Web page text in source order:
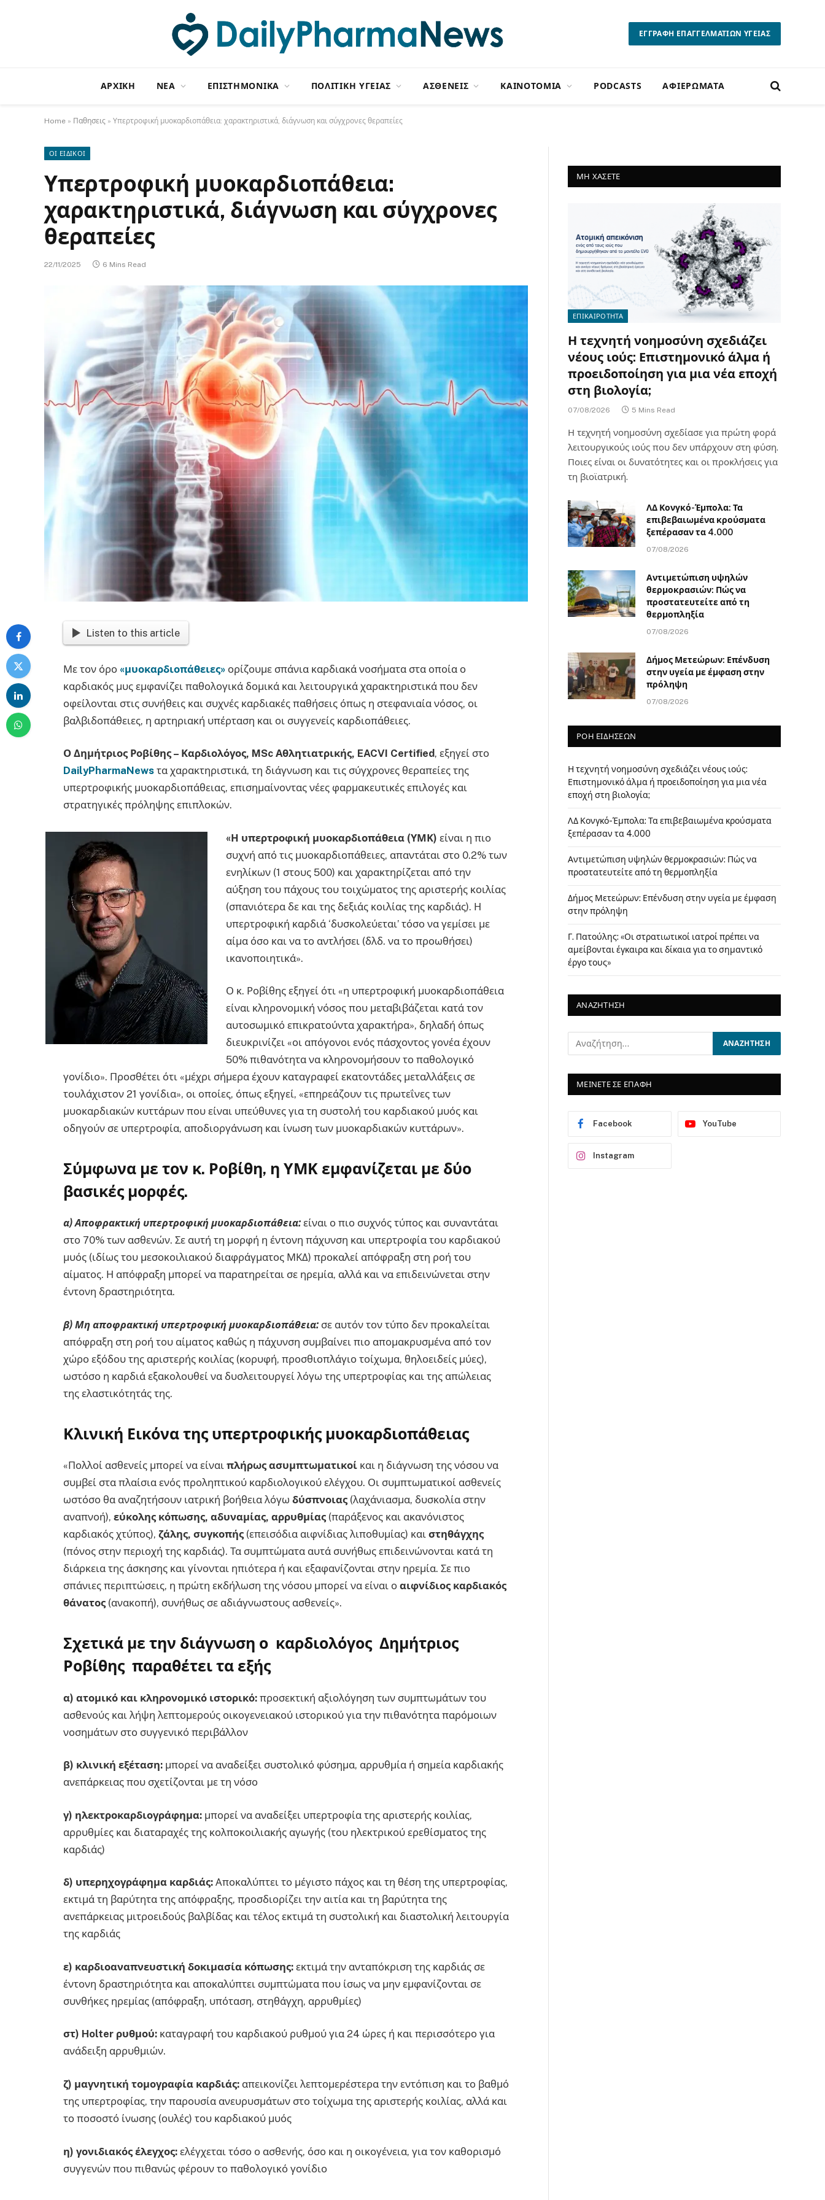
ΕΓΓΡΑΦΗ ΕΠΑΓΓΕΛΜΑΤΙΩΝ ΥΓΕΙΑΣ
ΑΡΧΙΚΗ NΕΑ ΕΠΙΣΤΗΜΟΝΙΚΑ ΠΟΛΙΤΙΚΗ ΥΓΕΙΑΣ ΑΣΘΕΝΕΙΣ ΚΑΙΝΟΤΟΜΙΑ PODCASTS ΑΦΙΕΡΩΜΑΤΑ
Home » Παθησεις » Υπερτροφική μυοκαρδιοπάθεια: χαρακτηριστικά, διάγνωση και σύγχρονες θεραπείες
ΟΙ ΕΙΔΙΚΟΙ
Υπερτροφική μυοκαρδιοπάθεια:
χαρακτηριστικά, διάγνωση και σύγχρονες
θεραπείες
22/11/2025 6 Mins Read
Listen to this article
Με τον όρο «μυοκαρδιοπάθειες» ορίζουμε σπάνια καρδιακά νοσήματα στα οποία ο
καρδιακός μυς εμφανίζει παθολογικά δομικά και λειτουργικά χαρακτηριστικά που δεν
οφείλονται στις συνήθεις και συχνές καρδιακές παθήσεις όπως η στεφανιαία νόσος, οι
βαλβιδοπάθειες, η αρτηριακή υπέρταση και οι συγγενείς καρδιοπάθειες.
Ο Δημήτριος Ροβίθης – Καρδιολόγος, MSc Αθλητιατρικής, EACVI Certified, εξηγεί στο
DailyPharmaNews τα χαρακτηριστικά, τη διάγνωση και τις σύγχρονες θεραπείες της
υπερτροφικής μυοκαρδιοπάθειας, επισημαίνοντας νέες φαρμακευτικές επιλογές και
στρατηγικές πρόληψης επιπλοκών.
«Η υπερτροφική μυοκαρδιοπάθεια (ΥΜΚ)είναι η πιο
συχνή από τις μυοκαρδιοπάθειες, απαντάται στο 0.2% των
ενηλίκων (1 στους 500) και χαρακτηρίζεται από την
αύξηση του πάχους του τοιχώματος της αριστερής κοιλίας
(σπανιότερα δε και της δεξιάς κοιλίας της καρδιάς). Η
υπερτροφική καρδιά ‘δυσκολεύεται’ τόσο να γεμίσει με
αίμα όσο και να το αντλήσει (δλδ. να το προωθήσει)
ικανοποιητικά».
Ο κ. Ροβίθης εξηγεί ότι «η υπερτροφική μυοκαρδιοπάθεια
είναι κληρονομική νόσος που μεταβιβάζεται κατά τον
αυτοσωμικό επικρατούντα χαρακτήρα», δηλαδή όπως
διευκρινίζει «οι απόγονοι ενός πάσχοντος γονέα έχουν
50% πιθανότητα να κληρονομήσουν το παθολογικό
γονίδιο». Προσθέτει ότι «μέχρι σήμερα έχουν καταγραφεί εκατοντάδες μεταλλάξεις σε
τουλάχιστον 21 γονίδια», οι οποίες, όπως εξηγεί, «επηρεάζουν τις πρωτεΐνες των
μυοκαρδιακών κυττάρων που είναι υπεύθυνες για τη συστολή του καρδιακού μυός και
οδηγούν σε υπερτροφία, αποδιοργάνωση και ίνωση των μυοκαρδιακών κυττάρων».
Σύμφωνα με τον κ. Ροβίθη, η ΥΜΚ εμφανίζεται με δύο
βασικές μορφές.
α) Αποφρακτική υπερτροφική μυοκαρδιοπάθεια: είναι ο πιο συχνός τύπος και συναντάται
στο 70% των ασθενών. Σε αυτή τη μορφή η έντονη πάχυνση και υπερτροφία του καρδιακού
μυός (ιδίως του μεσοκοιλιακού διαφράγματος ΜΚΔ) προκαλεί απόφραξη στη ροή του
αίματος. Η απόφραξη μπορεί να παρατηρείται σε ηρεμία, αλλά και να επιδεινώνεται στην
έντονη δραστηριότητα.
β) Μη αποφρακτική υπερτροφική μυοκαρδιοπάθεια: σε αυτόν τον τύπο δεν προκαλείται
απόφραξη στη ροή του αίματος καθώς η πάχυνση συμβαίνει πιο απομακρυσμένα από τον
χώρο εξόδου της αριστερής κοιλίας (κορυφή, προσθιοπλάγιο τοίχωμα, θηλοειδείς μύες),
ωστόσο η καρδιά εξακολουθεί να δυσλειτουργεί λόγω της υπερτροφίας και της απώλειας
της ελαστικότητάς της.
Κλινική Εικόνα της υπερτροφικής μυοκαρδιοπάθειας
«Πολλοί ασθενείς μπορεί να είναι πλήρως ασυμπτωματικοί και η διάγνωση της νόσου να
συμβεί στα πλαίσια ενός προληπτικού καρδιολογικού ελέγχου. Οι συμπτωματικοί ασθενείς
ωστόσο θα αναζητήσουν ιατρική βοήθεια λόγω δύσπνοιας (λαχάνιασμα, δυσκολία στην
αναπνοή), εύκολης κόπωσης, αδυναμίας, αρρυθμίας (παράξενος και ακανόνιστος
καρδιακός χτύπος), ζάλης, συγκοπής (επεισόδια αιφνίδιας λιποθυμίας) και στηθάγχης
(πόνος στην περιοχή της καρδιάς). Τα συμπτώματα αυτά συνήθως επιδεινώνονται κατά τη
διάρκεια της άσκησης και γίνονται ηπιότερα ή και εξαφανίζονται στην ηρεμία. Σε πιο
σπάνιες περιπτώσεις, η πρώτη εκδήλωση της νόσου μπορεί να είναι ο αιφνίδιος καρδιακός
θάνατος (ανακοπή), συνήθως σε αδιάγνωστους ασθενείς».
Σχετικά με την διάγνωση ο καρδιολόγος Δημήτριος
Ροβίθης παραθέτει τα εξής
α) ατομικό και κληρονομικό ιστορικό: προσεκτική αξιολόγηση των συμπτωμάτων του
ασθενούς και λήψη λεπτομερούς οικογενειακού ιστορικού για την πιθανότητα παρόμοιων
νοσημάτων στο συγγενικό περιβάλλον
β) κλινική εξέταση: μπορεί να αναδείξει συστολικό φύσημα, αρρυθμία ή σημεία καρδιακής
ανεπάρκειας που σχετίζονται με τη νόσο
γ) ηλεκτροκαρδιογράφημα: μπορεί να αναδείξει υπερτροφία της αριστερής κοιλίας,
αρρυθμίες και διαταραχές της κολποκοιλιακής αγωγής (του ηλεκτρικού ερεθίσματος της
καρδιάς)
δ) υπερηχογράφημα καρδιάς: Αποκαλύπτει το μέγιστο πάχος και τη θέση της υπερτροφίας,
εκτιμά τη βαρύτητα της απόφραξης, προσδιορίζει την αιτία και τη βαρύτητα της
ανεπάρκειας μιτροειδούς βαλβίδας και τέλος εκτιμά τη συστολική και διαστολική λειτουργία
της καρδιάς
ε) καρδιοαναπνευστική δοκιμασία κόπωσης: εκτιμά την ανταπόκριση της καρδιάς σε
έντονη δραστηριότητα και αποκαλύπτει συμπτώματα που ίσως να μην εμφανίζονται σε
συνθήκες ηρεμίας (απόφραξη, υπόταση, στηθάγχη, αρρυθμίες)
στ) Holter ρυθμού: καταγραφή του καρδιακού ρυθμού για 24 ώρες ή και περισσότερο για
ανάδειξη αρρυθμιών.
ζ) μαγνητική τομογραφία καρδιάς: απεικονίζει λεπτομερέστερα την εντόπιση και το βαθμό
της υπερτροφίας, την παρουσία ανευρυσμάτων στο τοίχωμα της αριστερής κοιλίας, αλλά και
το ποσοστό ίνωσης (ουλές) του καρδιακού μυός
η) γονιδιακός έλεγχος: ελέγχεται τόσο ο ασθενής, όσο και η οικογένεια, για τον καθορισμό
συγγενών που πιθανώς φέρουν το παθολογικό γονίδιο
ΜΗ ΧΑΣΕΤΕ
ΕΠΙΚΑΙΡΟΤΗΤΑ
Η τεχνητή νοημοσύνη σχεδιάζει
νέους ιούς: Επιστημονικό άλμα ή
προειδοποίηση για μια νέα εποχή
στη βιολογία;
07/08/2026 5 Mins Read
Η τεχνητή νοημοσύνη σχεδίασε για πρώτη φορά
λειτουργικούς ιούς που δεν υπάρχουν στη φύση.
Ποιες είναι οι δυνατότητες και οι προκλήσεις για
τη βιοϊατρική.
ΛΔ Κονγκό-Έμπολα: Τα
επιβεβαιωμένα κρούσματα
ξεπέρασαν τα 4.000
07/08/2026
Αντιμετώπιση υψηλών
θερμοκρασιών: Πώς να
προστατευτείτε από τη
θερμοπληξία
07/08/2026
Δήμος Μετεώρων: Επένδυση
στην υγεία με έμφαση στην
πρόληψη
07/08/2026
ΡΟΗ ΕΙΔΗΣΕΩΝ
Η τεχνητή νοημοσύνη σχεδιάζει νέους ιούς:
Επιστημονικό άλμα ή προειδοποίηση για μια νέα
εποχή στη βιολογία;
ΛΔ Κονγκό-Έμπολα: Τα επιβεβαιωμένα κρούσματα
ξεπέρασαν τα 4.000
Αντιμετώπιση υψηλών θερμοκρασιών: Πώς να
προστατευτείτε από τη θερμοπληξία
Δήμος Μετεώρων: Επένδυση στην υγεία με έμφαση
στην πρόληψη
Γ. Πατούλης: «Οι στρατιωτικοί ιατροί πρέπει να
αμείβονται έγκαιρα και δίκαια για το σημαντικό
έργο τους»
ΑΝΑΖΗΤΗΣΗ
ΜΕΙΝΕΤΕ ΣΕ ΕΠΑΦΗ
Facebook YouTube
Instagram